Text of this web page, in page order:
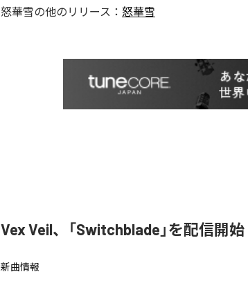
怒華雪の他のリリース： 怒華雪
Vex Veil、「Switchblade」を配信開始
新曲情報